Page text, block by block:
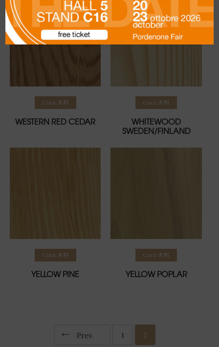
Read more
Corà 木料
WESTERN RED CEDAR
Read more
Corà 木料
WHITEWOOD
SWEDEN/FINLAND
Read more
Corà 木料
YELLOW PINE
Read more
Corà 木料
YELLOW POPLAR
Prev. 1 2